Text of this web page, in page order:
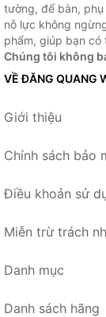
tường, để bàn,
nỗ lực không
phẩm, giúp bạn có
Chúng tôi không
VỀ ĐĂNG QUANG
Giới thiệu
Chính sách bảo
Điều khoản sử
Miễn trừ trách
Danh mục
Danh sách hãng